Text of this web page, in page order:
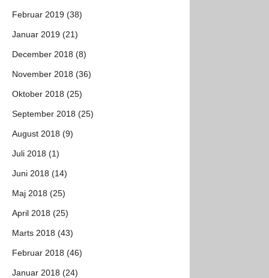
Februar 2019 (38)
Januar 2019 (21)
December 2018 (8)
November 2018 (36)
Oktober 2018 (25)
September 2018 (25)
August 2018 (9)
Juli 2018 (1)
Juni 2018 (14)
Maj 2018 (25)
April 2018 (25)
Marts 2018 (43)
Februar 2018 (46)
Januar 2018 (24)